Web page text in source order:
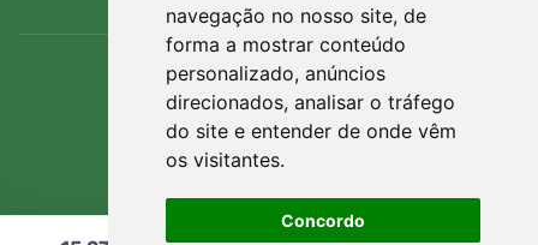
navegação no nosso site, de
forma a mostrar conteúdo
personalizado, anúncios
direcionados, analisar o tráfego
do site e entender de onde vêm
os visitantes.
Concordo